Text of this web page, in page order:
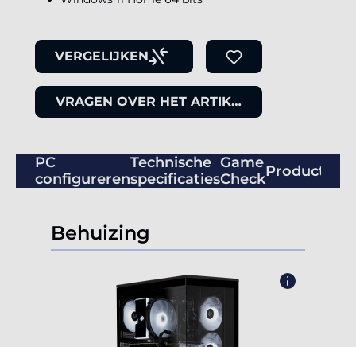
VERGELIJKEN
VRAGEN OVER HET ARTIKEL
PC
configureren
Technische
specificaties
Game
Check
Behuizing